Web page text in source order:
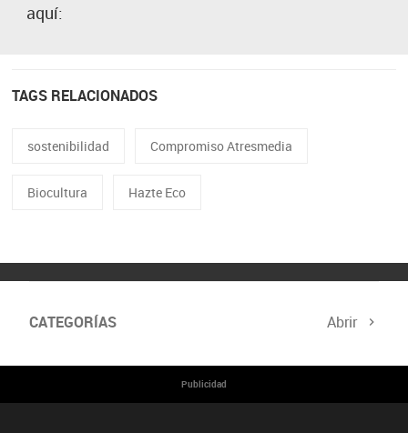
aquí:
TAGS RELACIONADOS
sostenibilidad Compromiso Atresmedia
Biocultura Hazte Eco
CATEGORÍAS Abrir
Cumbre del Clima Programa Hazte Eco
Publicidad